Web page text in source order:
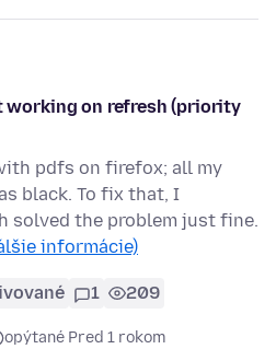
working on refresh (priority
pdfs on firefox; all my
black. To fix that, I
solved the problem just fine.
informácie)
1 209
opýtané Pred 1 rokom